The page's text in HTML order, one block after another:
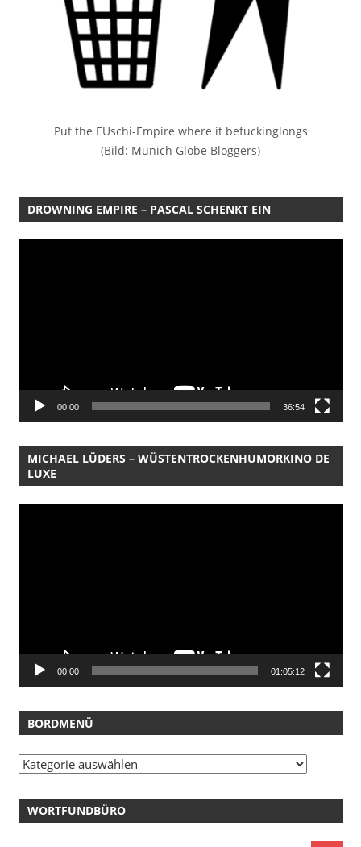
Put the EUschi-Empire where it befuckinglongs
(Bild: Munich Globe Bloggers)
DROWNING EMPIRE – PASCAL SCHENKT EIN
00:00 36:54
MICHAEL LÜDERS – WÜSTENTROCKENHUMORKINO DE
LUXE
00:00 01:05:12
BORDMENÜ
Bordmenü
WORTFUNDBÜRO